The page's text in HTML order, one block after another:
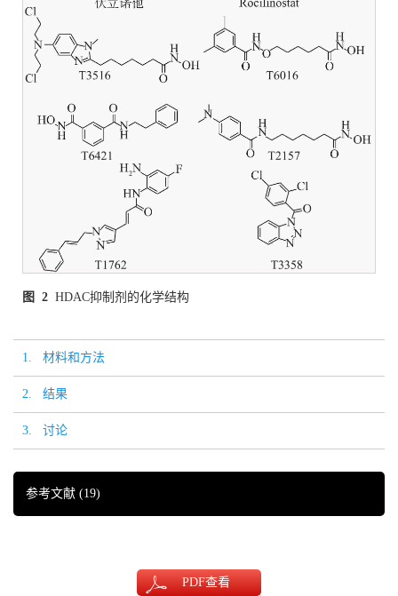
图 2 HDAC抑制剂的化学结构
1. 材料和方法
2. 结果
3. 讨论
参考文献 (19)
PDF查看